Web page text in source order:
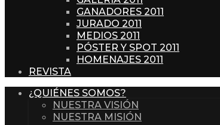
GANADORES 2011
JURADO 2011
MEDIOS 2011
PÓSTER Y SPOT 2011
HOMENAJES 2011
REVISTA
¿QUIÉNES SOMOS?
NUESTRA VISIÓN
NUESTRA MISIÓN